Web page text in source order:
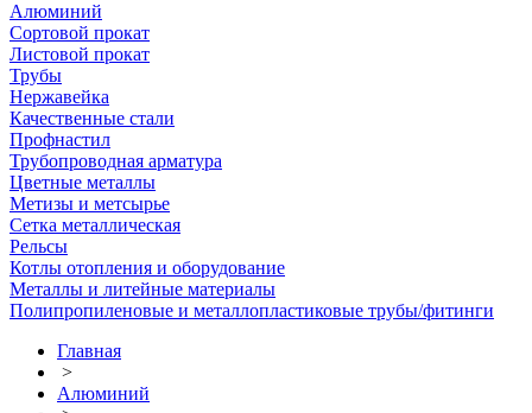
Алюминий
Сортовой прокат
Листовой прокат
Трубы
Нержавейка
Качественные стали
Профнастил
Трубопроводная арматура
Цветные металлы
Метизы и метсырье
Сетка металлическая
Рельсы
Котлы отопления и оборудование
Металлы и литейные материалы
Полипропиленовые и металлопластиковые трубы/фитинги
Главная
>
Алюминий